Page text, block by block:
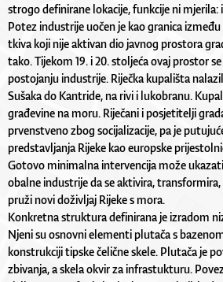
strogo definirane lokacije, funkcije ni
Potez industrije uočen je kao granica
tkiva koji nije aktivan dio javnog prostora
tako. Tijekom 19. i 20. stoljeća ovaj prostor
postojanju industrije. Riječka kupališta
Sušaka do Kantride, na rivi i lukobranu.
građevine na moru. Riječani i posjetitelji
prvenstveno zbog socijalizacije, pa je
predstavljanja Rijeke kao europske
Gotovo minimalna intervencija može
obalne industrije da se aktivira,
pruži novi doživljaj Rijeke s mora.
Konkretna struktura definirana je izradom
Njeni su osnovni elementi plutača s
konstrukciji tipske čelične skele. Plutača je
zbivanja, a skela okvir za infrastukturu.